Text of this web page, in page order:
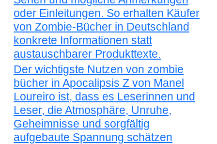
oder Einleitungen. So erhalten Käufer
von Zombie-Bücher in Deutschland
konkrete Informationen statt
austauschbarer Produkttexte.
Der wichtigste Nutzen von zombie
bücher in Apocalipsis Z von Manel
Loureiro ist, dass es Leserinnen und
Leser, die Atmosphäre, Unruhe,
Geheimnisse und sorgfältig
aufgebaute Spannung schätzen